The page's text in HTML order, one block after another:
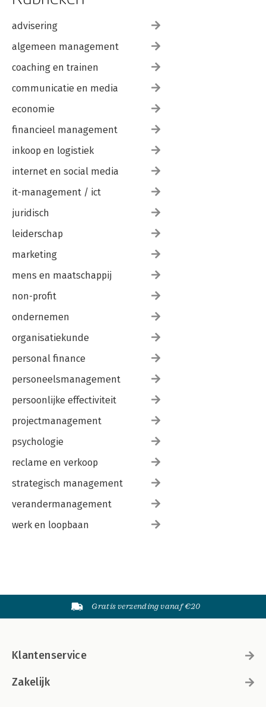
advisering
algemeen management
coaching en trainen
communicatie en media
economie
financieel management
inkoop en logistiek
internet en social media
it-management / ict
juridisch
leiderschap
marketing
mens en maatschappij
non-profit
ondernemen
organisatiekunde
personal finance
personeelsmanagement
persoonlijke effectiviteit
projectmanagement
psychologie
reclame en verkoop
strategisch management
verandermanagement
werk en loopbaan
Gratis verzending vanaf €20
Klantenservice
Zakelijk